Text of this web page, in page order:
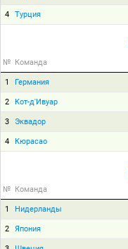
4 Турция
№ Команда
1 Германия
2 Кот-д'Ивуар
3 Эквадор
4 Кюрасао
№ Команда
1 Нидерланды
2 Япония